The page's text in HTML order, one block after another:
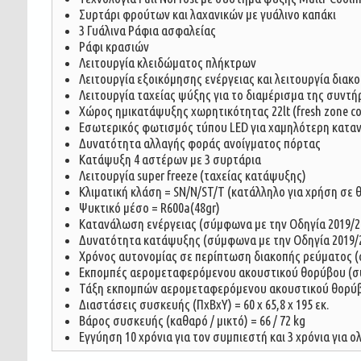
Συρτάρι φρούτων και λαχανικών με γυάλινο καπάκι
3 Γυάλινα Ράφια ασφαλείας
Ράφι κρασιών
Λειτουργία κλειδώματος πλήκτρων
Λειτουργία εξοικόμησης ενέργειας και λειτουργία
Λειτουργία ταχείας ψύξης για το διαμέρισμα της
Χώρος ημικατάψυξης χωρητικότητας 22lt (fresh zone
Εσωτερικός φωτισμός τύπου LED για χαμηλότερη
Δυνατότητα αλλαγής φοράς ανοίγματος πόρτας
Κατάψυξη 4 αστέρων με 3 συρτάρια
Λειτουργία super freeze (ταχείας κατάψυξης)
Κλιματική κλάση = SΝ/N/ST/Τ (κατάλληλο για χρήση σε
Ψυκτικό μέσο = R600a(48gr)
Κατανάλωση ενέργειας (σύμφωνα με την Οδηγία 2019/
Δυνατότητα κατάψυξης (σύμφωνα με την Οδηγία 2019/
Χρόνος αυτονομίας σε περίπτωση διακοπής
Εκπομπές αερομεταφερόμενου ακουστικού θορύβου
Τάξη εκπομπών αερομεταφερόμενου ακουστικού
Διαστάσεις συσκευής (ΠxBxY) = 60 x 65,8 x 195 εκ.
Βάρος συσκευής (καθαρό / μικτό) = 66 / 72 kg
Εγγύηση 10 χρόνια για τον συμπιεστή και 3 χρόνια για